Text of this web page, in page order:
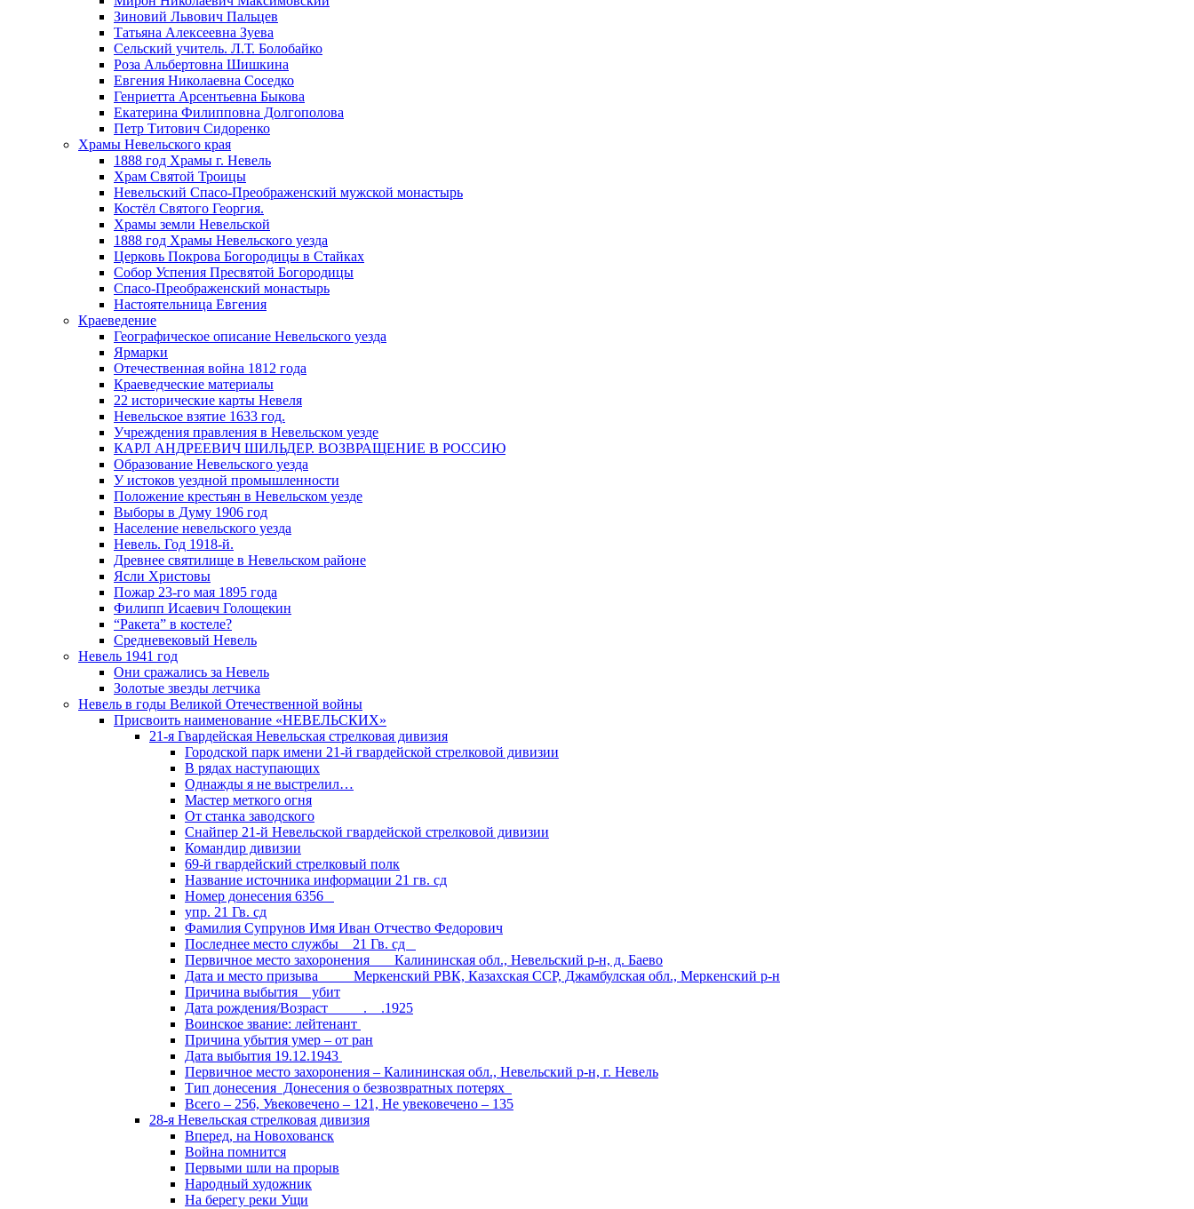
Зиновий Львович Пальцев
Татьяна Алексеевна Зуева
Сельский учитель. Л.Т. Болобайко
Роза Альбертовна Шишкина
Евгения Николаевна Соседко
Генриетта Арсентьевна Быкова
Екатерина Филипповна Долгополова
Петр Титович Сидоренко
Храмы Невельского края
1888 год Храмы г. Невель
Храм Святой Троицы
Невельский Спасо-Преображенский мужской монастырь
Костёл Святого Георгия.
Храмы земли Невельской
1888 год Храмы Невельского уезда
Церковь Покрова Богородицы в Стайках
Собор Успения Пресвятой Богородицы
Спасо-Преображенский монастырь
Настоятельница Евгения
Краеведение
Географическое описание Невельского уезда
Ярмарки
Отечественная война 1812 года
Краеведческие материалы
22 исторические карты Невеля
Невельское взятие 1633 год.
Учреждения правления в Невельском уезде
КАРЛ АНДРЕЕВИЧ ШИЛЬДЕР. ВОЗВРАЩЕНИЕ В РОССИЮ
Образование Невельского уезда
У истоков уездной промышленности
Положение крестьян в Невельском уезде
Выборы в Думу 1906 год
Население невельского уезда
Невель. Год 1918-й.
Древнее святилище в Невельском районе
Ясли Христовы
Пожар 23-го мая 1895 года
Филипп Исаевич Голощекин
“Ракета” в костеле?
Средневековый Невель
Невель 1941 год
Они сражались за Невель
Золотые звезды летчика
Невель в годы Великой Отечественной войны
Присвоить наименование «НЕВЕЛЬСКИХ»
21-я Гвардейская Невельская стрелковая дивизия
Городской парк имени 21-й гвардейской стрелковой дивизии
В рядах наступающих
Однажды я не выстрелил…
Мастер меткого огня
От станка заводского
Снайпер 21-й Невельской гвардейской стрелковой дивизии
Командир дивизии
69-й гвардейский стрелковый полк
Название источника информации 21 гв. сд
Номер донесения 6356
упр. 21 Гв. сд
Фамилия Супрунов Имя Иван Отчество Федорович
Последнее место службы 21 Гв. сд
Первичное место захоронения Калининская обл., Невельский р-н, д. Баево
Дата и место призыва Меркенский РВК, Казахская ССР, Джамбулская обл., Меркенский р-н
Причина выбытия убит
Дата рождения/Возраст __.__.1925
Воинское звание: лейтенант
Причина убытия умер – от ран
Дата выбытия 19.12.1943
Первичное место захоронения – Калининская обл., Невельский р-н, г. Невель
Тип донесения Донесения о безвозвратных потерях
Всего – 256, Увековечено – 121, Не увековечено – 135
28-я Невельская стрелковая дивизия
Вперед, на Новохованск
Война помнится
Первыми шли на прорыв
Народный художник
На берегу реки Ущи